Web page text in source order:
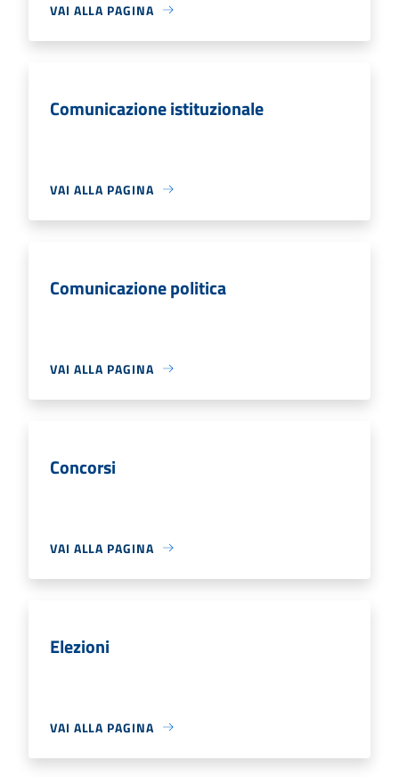
VAI ALLA PAGINA
Comunicazione istituzionale
VAI ALLA PAGINA
Comunicazione politica
VAI ALLA PAGINA
Concorsi
VAI ALLA PAGINA
Elezioni
VAI ALLA PAGINA